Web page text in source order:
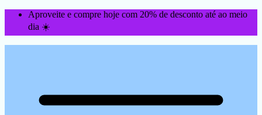
Aproveite e compre hoje com 20% de desconto até ao meio
dia ☀️